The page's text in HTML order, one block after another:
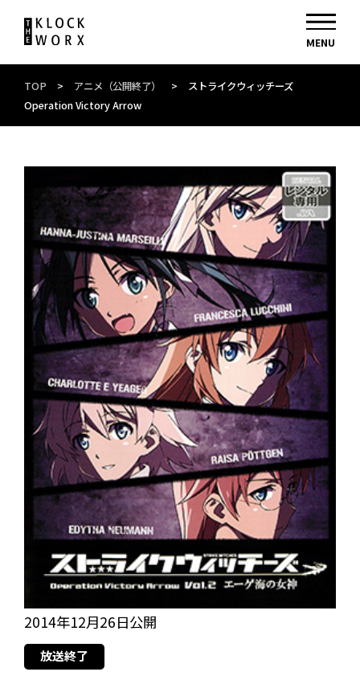
TOP > アニメ（公開終了） >
ストライクウィッチーズ
Operation Victory Arrow
2014年12月26日公開
放送終了